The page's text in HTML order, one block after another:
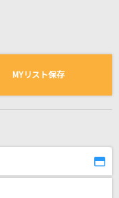
曲の一覧
MYリスト保存